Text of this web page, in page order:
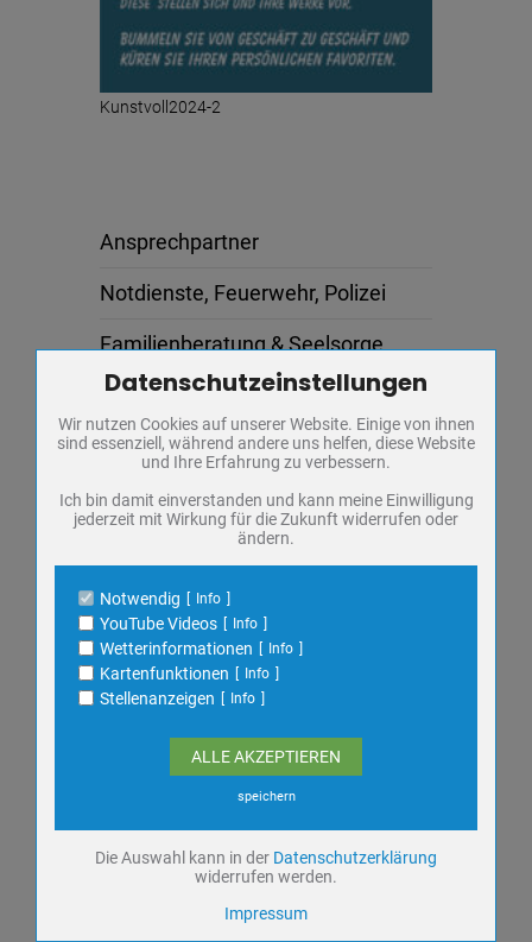
Kunstvoll2024-2
Ansprechpartner
Notdienste, Feuerwehr, Polizei
Familienberatung & Seelsorge
Frauen in Not
Fundbüro
Ausschreibungen
Veranstaltungen
08 AUG.
SONDERAUSSTELLUNG: JUSTUS
Regionalmuseum
MUSEUM
SONDERAUSSTELLUNG
Zum Betrieb der Seite notwendige Cookies / Drittanbieter:
Name
PHP Session Cookie
Anbieter
Eigentümer dieser Website
Schutz
Cookie Name
PHPSESSID, fe_typo_user
Name
Cookiespeicherung Entscheidungscookie
Anbieter
Eigentümer dieser Website
Zweck
Speichert die Einstellungen der Besucher
bezüglich der Speicherung von Cookies.
dywc
1 Jahr
Name
YouTube Videos / Dies ist ein Video Dienst
von Google
Google Ireland Ltd.
Datenschutzeinstellungen
Wir nutzen Cookies auf unserer Website. Einige von ihnen
sind essenziell, während andere uns helfen, diese Website
und Ihre Erfahrung zu verbessern.
Ich bin damit einverstanden und kann meine Einwilligung
jederzeit mit Wirkung für die Zukunft widerrufen oder
ändern.
Notwendig Info
YouTube Videos Info
Wetterinformationen Info
Kartenfunktionen Info
Stellenanzeigen Info
ALLE AKZEPTIEREN
speichern
Die Auswahl kann in der Datenschutzerklärung
widerrufen werden.
Impressum